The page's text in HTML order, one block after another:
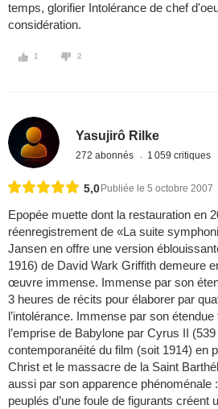
temps, glorifier Intolérance de chef
considération.
1 2
Yasujirô Rilke
272 abonnés 1 059 critiques
5,0 Publiée le 5 octobre 2007
Epopée muette dont la restauration en
réenregistrement de «La suite
Jansen en offre une version
1916) de David Wark Griffith demeure
œuvre immense. Immense par son
3 heures de récits pour élaborer par
l’intolérance. Immense par son
l’emprise de Babylone par Cyrus II
contemporanéité du film (soit 1914) en
Christ et le massacre de la Saint
aussi par son apparence phénoménale
peuplés d’une foule de figurants créent